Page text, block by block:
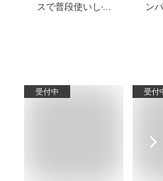
スで普段使いしやす
ン
受付中 受付